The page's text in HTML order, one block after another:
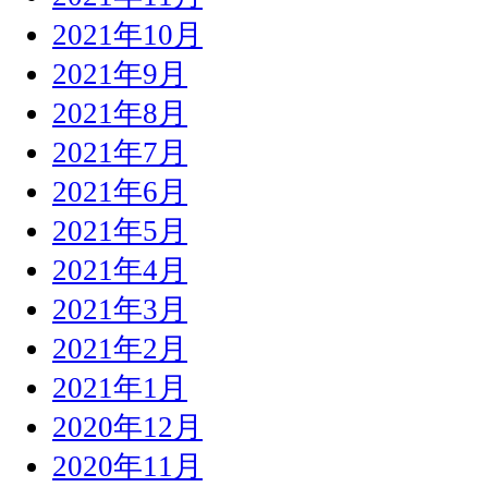
2021年10月
2021年9月
2021年8月
2021年7月
2021年6月
2021年5月
2021年4月
2021年3月
2021年2月
2021年1月
2020年12月
2020年11月